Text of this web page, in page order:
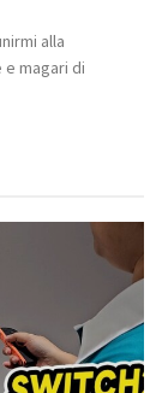
alla
magari di